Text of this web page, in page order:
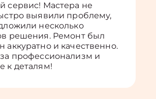
сервис! Мастера не
выявили проблему,
несколько
решения. Ремонт был
аккуратно и качественно.
профессионализм и
к деталям!